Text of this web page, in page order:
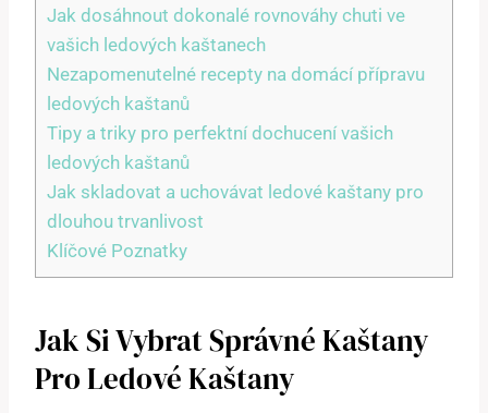
Jak​ dosáhnout‍ dokonalé rovnováhy chuti ve
⁢vašich ledových kaštanech
Nezapomenutelné recepty na domácí‍ přípravu
ledových kaštanů
Tipy⁤ a triky pro perfektní ⁢dochucení vašich
ledových kaštanů
Jak skladovat a uchovávat ledové kaštany pro
dlouhou trvanlivost
Klíčové ⁣Poznatky
Jak⁣ Si Vybrat Správné Kaštany
Pro Ledové Kaštany